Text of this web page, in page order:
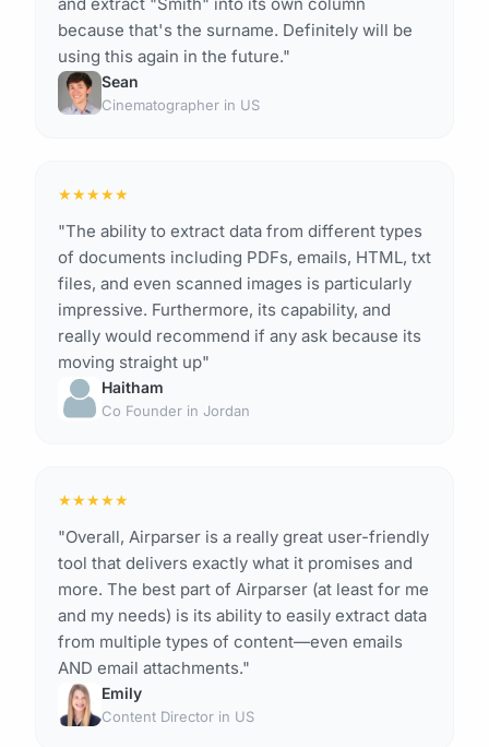
because that's the surname. Definitely will be
using this again in the future."
Sean
Cinematographer in US
★★★★★
"The ability to extract data from different types
of documents including PDFs, emails, HTML, txt
files, and even scanned images is particularly
impressive. Furthermore, its capability, and
really would recommend if any ask because its
moving straight up"
Haitham
Co Founder in Jordan
★★★★★
"Overall, Airparser is a really great user-friendly
tool that delivers exactly what it promises and
more. The best part of Airparser (at least for me
and my needs) is its ability to easily extract data
from multiple types of content—even emails
AND email attachments."
Emily
Content Director in US